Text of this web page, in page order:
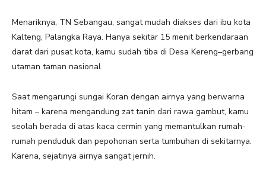
Menariknya, TN Sebangau, sangat mudah diakses dari ibu kota
Kalteng, Palangka Raya. Hanya sekitar 15 menit berkendaraan
darat dari pusat kota, kamu sudah tiba di Desa Kereng–gerbang
utaman taman nasional.
Saat mengarungi sungai Koran dengan airnya yang berwarna
hitam – karena mengandung zat tanin dari rawa gambut, kamu
seolah berada di atas kaca cermin yang memantulkan rumah-
rumah penduduk dan pepohonan serta tumbuhan di sekitarnya.
Karena, sejatinya airnya sangat jernih.